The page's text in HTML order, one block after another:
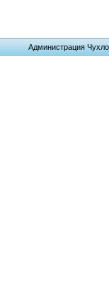
Администрация